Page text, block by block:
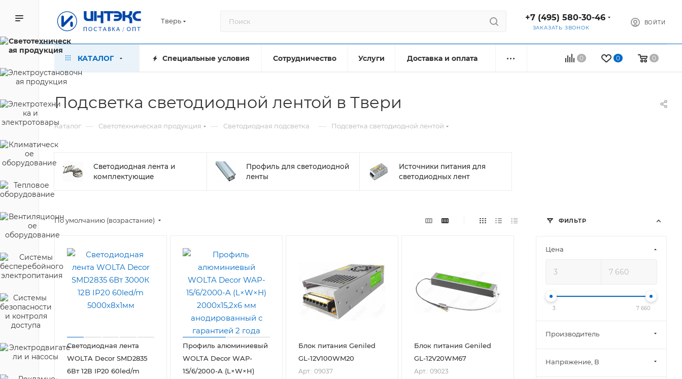
Тверь +7 (495) 580-30-46
ЗАКАЗАТЬ ЗВОНОК
ВОЙТИ
0 0 0
КАТАЛОГ Специальные условия Сотрудничество Услуги Доставка и оплата
Подсветка светодиодной лентой в Твери
Каталог — Светотехническая продукция — Светодиодная подсветка — Подсветка светодиодной лентой
Светодиодная лента и
комплектующие
Профиль для светодиодной
ленты
Источники питания для
светодиодных лент
По умолчанию (возрастание)
Светодиодная лента
WOLTA Decor SMD2835
6Вт 12В IP20 60led/m
Профиль алюминиевый
WOLTA Decor WAP-
15/6/2000-A (L×W×H)
Блок питания Geniled
GL-12V100WM20
Арт.: 09037
Блок питания Geniled
GL-12V20WM67
Арт.: 09023
ФИЛЬТР
Цена
3 7 660
Производитель
Напряжение, В